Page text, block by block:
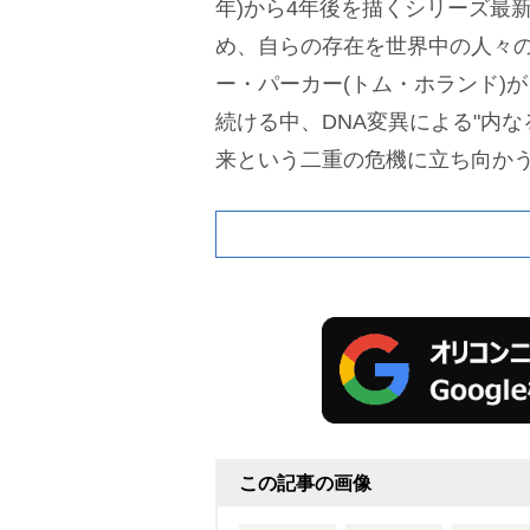
年)から4年後を描くシリーズ最
め、自らの存在を世界中の人々
ー・パーカー(トム・ホランド)
続ける中、DNA変異による"内
来という二重の危機に立ち向か
この記事の画像